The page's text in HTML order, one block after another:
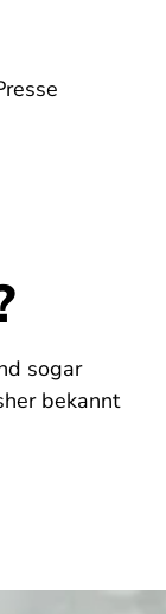
sogar
bekannt